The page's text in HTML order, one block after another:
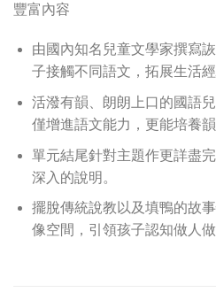
豐富內容
由國內知名兒童文學家撰寫
子接觸不同語文，拓展生活經
活潑有韻、朗朗上口的國語
僅增進語文能力，更能培養韻
單元結尾針對主題作更詳盡
深入的說明。
擺脫傳統說教以及填鴨的故
像空間，引領孩子認知做人做